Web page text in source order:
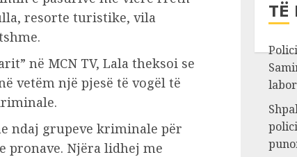
resorte turistike, vila
në MCN TV, Lala theksoi se
vetëm një pjesë të vogël të
ndaj grupeve kriminale për
pronave. Njëra lidhej me
TË